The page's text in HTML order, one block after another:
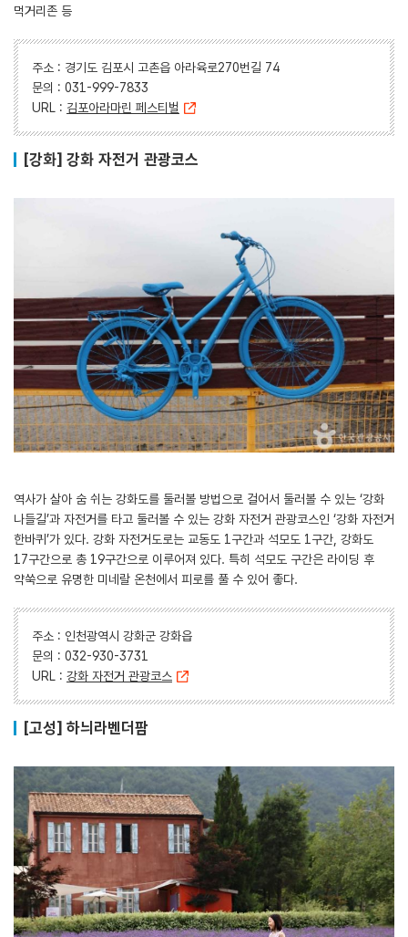
먹거리존 등
주소 : 경기도 김포시 고촌읍 아라육로270번길 74
문의 : 031-999-7833
URL : 김포아라마린 페스티벌
[강화] 강화 자전거 관광코스
역사가 살아 숨 쉬는 강화도를 둘러볼 방법으로 걸어서 둘러볼 수 있는 ‘강화
나들길’과 자전거를 타고 둘러볼 수 있는 강화 자전거 관광코스인 ‘강화 자전거
한바퀴’가 있다. 강화 자전거도로는 교동도 1구간과 석모도 1구간, 강화도
17구간으로 총 19구간으로 이루어져 있다. 특히 석모도 구간은 라이딩 후
약쑥으로 유명한 미네랄 온천에서 피로를 풀 수 있어 좋다.
주소 : 인천광역시 강화군 강화읍
문의 : 032-930-3731
URL : 강화 자전거 관광코스
[고성] 하늬라벤더팜